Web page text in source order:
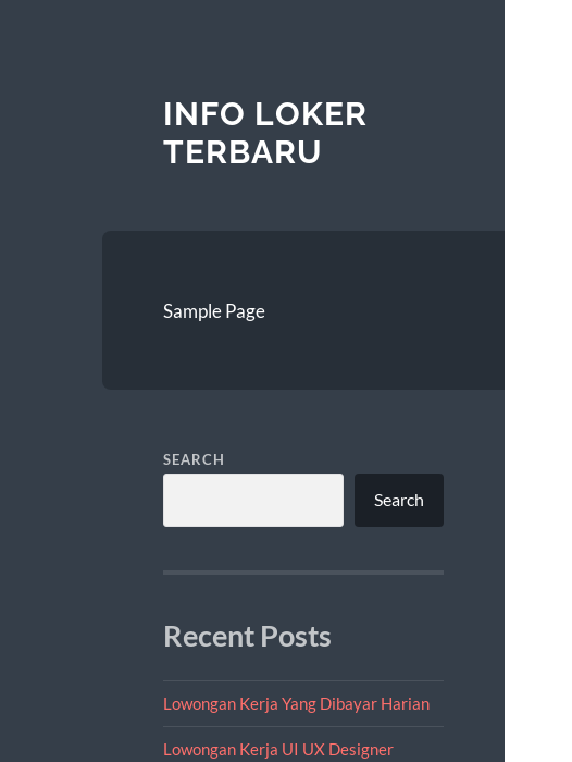
INFO LOKER
TERBARU
Sample Page
SEARCH
Search
Recent Posts
Lowongan Kerja Yang Dibayar Harian
Lowongan Kerja UI UX Designer